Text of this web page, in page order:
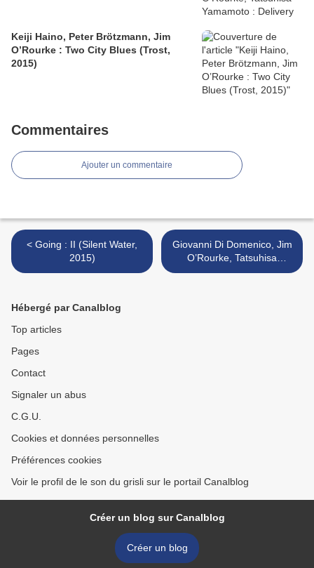
Keiji Haino, Peter Brötzmann, Jim
O’Rourke : Two City Blues (Trost,
2015)
Commentaires
Ajouter un commentaire
< Going : II (Silent Water,
2015)
Giovanni Di Domenico, Jim
O’Rourke, Tatsuhisa
Yamamoto : Delivery Health
Hébergé par Canalblog
Top articles
Pages
Contact
Signaler un abus
C.G.U.
Cookies et données personnelles
Préférences cookies
Voir le profil de le son du grisli sur le portail Canalblog
Créer un blog sur Canalblog
Créer un blog